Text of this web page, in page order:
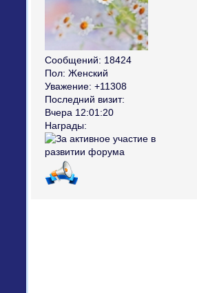
Сообщений: 18424
Пол: Женский
Уважение: +11308
Последний визит:
Вчера 12:01:20
Награды: